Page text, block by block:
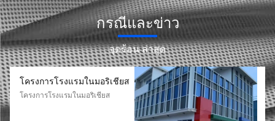
กระจกกระจกกระจกกระจกกระจก
กระจกกระจกกระจก
กรณีและข่าว
จุดร้อน ล่าสุด
โครงการโรงแรมในมอริเชียส
โครงการโรงแรมในมอริเชียส